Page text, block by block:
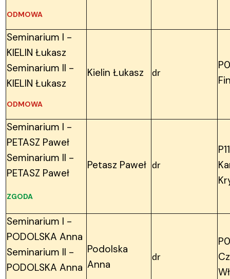
ODMOWA
Seminarium I -
KIELIN Łukasz
Seminarium II -
KIELIN Łukasz
ODMOWA
Kielin Łukasz dr
Seminarium I -
PETASZ Paweł
Seminarium II -
PETASZ Paweł
ZGODA
Petasz Paweł dr
Seminarium I -
PODOLSKA Anna
Seminarium II -
PODOLSKA Anna
Podolska
Anna
dr